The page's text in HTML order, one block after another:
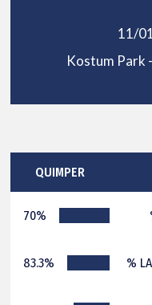
11/
Kostum Park
QUIMPER
70%
83.3% %